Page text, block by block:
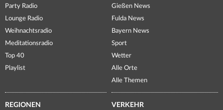
Party Radio
Lounge Radio
Weihnachtsradio
Meditationsradio
Top 40
Playlist
Gießen News
Fulda News
Bayern News
Sport
Wetter
Alle Orte
Alle Themen
REGIONEN VERKEHR